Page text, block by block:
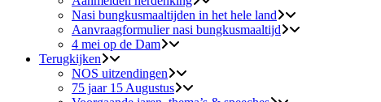
Nasi bungkusmaaltijden in het hele land
Aanvraagformulier nasi bungkusmaaltijd
4 mei op de Dam
Terugkijken
NOS uitzendingen
75 jaar 15 Augustus